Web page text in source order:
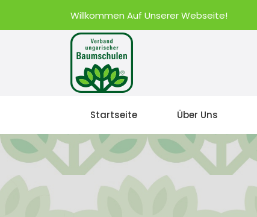
Willkommen Auf Unserer Webseite!
Startseite Über Uns